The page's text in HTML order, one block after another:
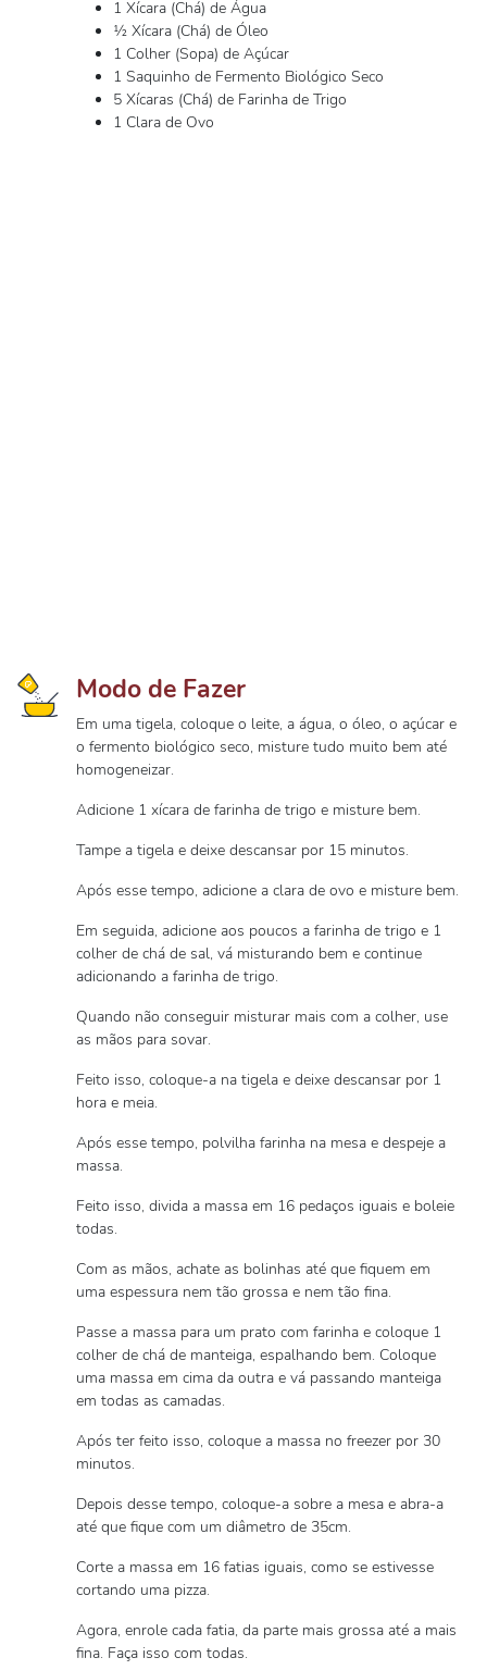
1 Xícara (Chá) de Água
½ Xícara (Chá) de Óleo
1 Colher (Sopa) de Açúcar
1 Saquinho de Fermento Biológico Seco
5 Xícaras (Chá) de Farinha de Trigo
1 Clara de Ovo
Modo de Fazer
Em uma tigela, coloque o leite, a água, o óleo, o açúcar e
o fermento biológico seco, misture tudo muito bem até
homogeneizar.
Adicione 1 xícara de farinha de trigo e misture bem.
Tampe a tigela e deixe descansar por 15 minutos.
Após esse tempo, adicione a clara de ovo e misture bem.
Em seguida, adicione aos poucos a farinha de trigo e 1
colher de chá de sal, vá misturando bem e continue
adicionando a farinha de trigo.
Quando não conseguir misturar mais com a colher, use
as mãos para sovar.
Feito isso, coloque-a na tigela e deixe descansar por 1
hora e meia.
Após esse tempo, polvilha farinha na mesa e despeje a
massa.
Feito isso, divida a massa em 16 pedaços iguais e boleie
todas.
Com as mãos, achate as bolinhas até que fiquem em
uma espessura nem tão grossa e nem tão fina.
Passe a massa para um prato com farinha e coloque 1
colher de chá de manteiga, espalhando bem. Coloque
uma massa em cima da outra e vá passando manteiga
em todas as camadas.
Após ter feito isso, coloque a massa no freezer por 30
minutos.
Depois desse tempo, coloque-a sobre a mesa e abra-a
até que fique com um diâmetro de 35cm.
Corte a massa em 16 fatias iguais, como se estivesse
cortando uma pizza.
Agora, enrole cada fatia, da parte mais grossa até a mais
fina. Faça isso com todas.